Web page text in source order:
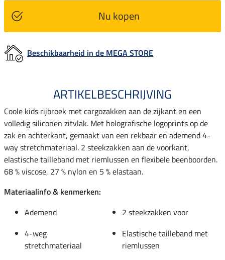
Nu kopen
Beschikbaarheid in de MEGA STORE
ARTIKELBESCHRIJVING
Coole kids rijbroek met cargozakken aan de zijkant en een
volledig siliconen zitvlak. Met holografische logoprints op de
zak en achterkant, gemaakt van een rekbaar en ademend 4-
way stretchmateriaal. 2 steekzakken aan de voorkant,
elastische tailleband met riemlussen en flexibele beenboorden.
68 % viscose, 27 % nylon en 5 % elastaan.
Materiaalinfo & kenmerken:
Ademend
2 steekzakken voor
4-weg
stretchmateriaal
Elastische tailleband met
riemlussen